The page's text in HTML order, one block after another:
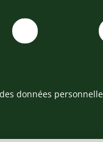
données